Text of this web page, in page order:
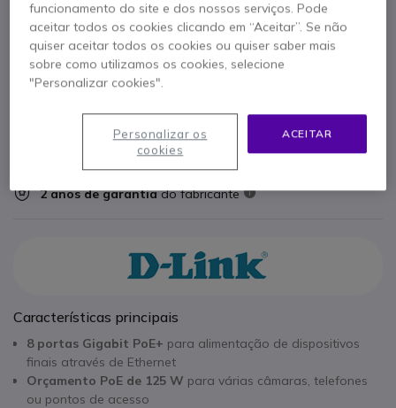
ADICIONAR AO CARRINHO
ORÇAMENTO EM 4 HORAS
5-7 dias
2 anos de garantiado fabricante
Características principais
8 portas Gigabit PoE+ para alimentação de dispositivos
finais através de Ethernet
Orçamento PoE de 125 W para várias câmaras, telefones
ou pontos de acesso
funcionamento do site e dos nossos serviços. Pode
aceitar todos os cookies clicando em “Aceitar”. Se não
quiser aceitar todos os cookies ou quiser saber mais
sobre como utilizamos os cookies, selecione
"Personalizar cookies".
ACEITAR
Personalizar os
cookies